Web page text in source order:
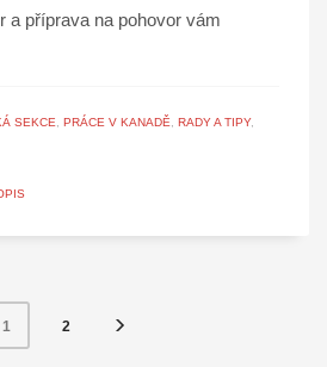
a příprava na pohovor vám
SEKCE, PRÁCE V KANADĚ, RADY A TIPY,
1 2